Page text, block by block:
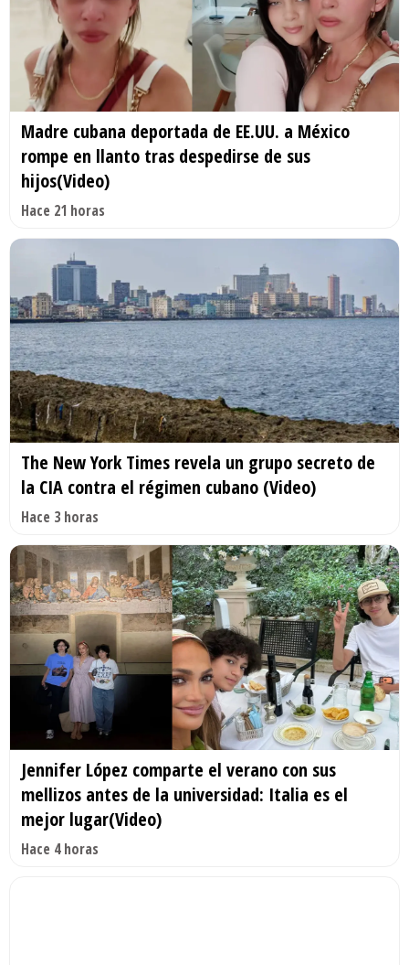
Madre cubana deportada de EE.UU. a México
rompe en llanto tras despedirse de sus
hijos(Video)
Hace 21 horas
The New York Times revela un grupo secreto de
la CIA contra el régimen cubano (Video)
Hace 3 horas
Jennifer López comparte el verano con sus
mellizos antes de la universidad: Italia es el
mejor lugar(Video)
Hace 4 horas